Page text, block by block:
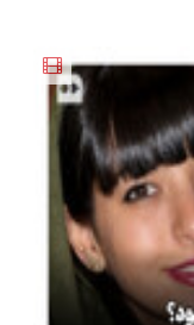
تخفیف به
مدت
محدود